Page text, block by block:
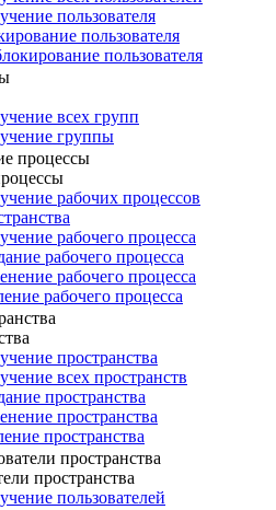
пользователя
пользователя
пользователя
всех групп
группы
процессы
рабочих процессов
рабочего процесса
рабочего процесса
рабочего процесса
рабочего процесса
пространства
всех пространств
пространства
пространства
пространства
пространства
пространства
пользователей